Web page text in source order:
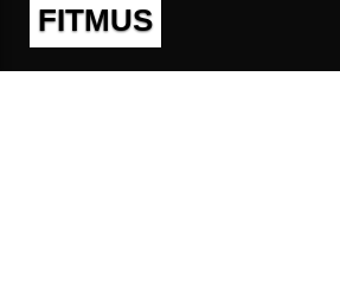
FITMUS